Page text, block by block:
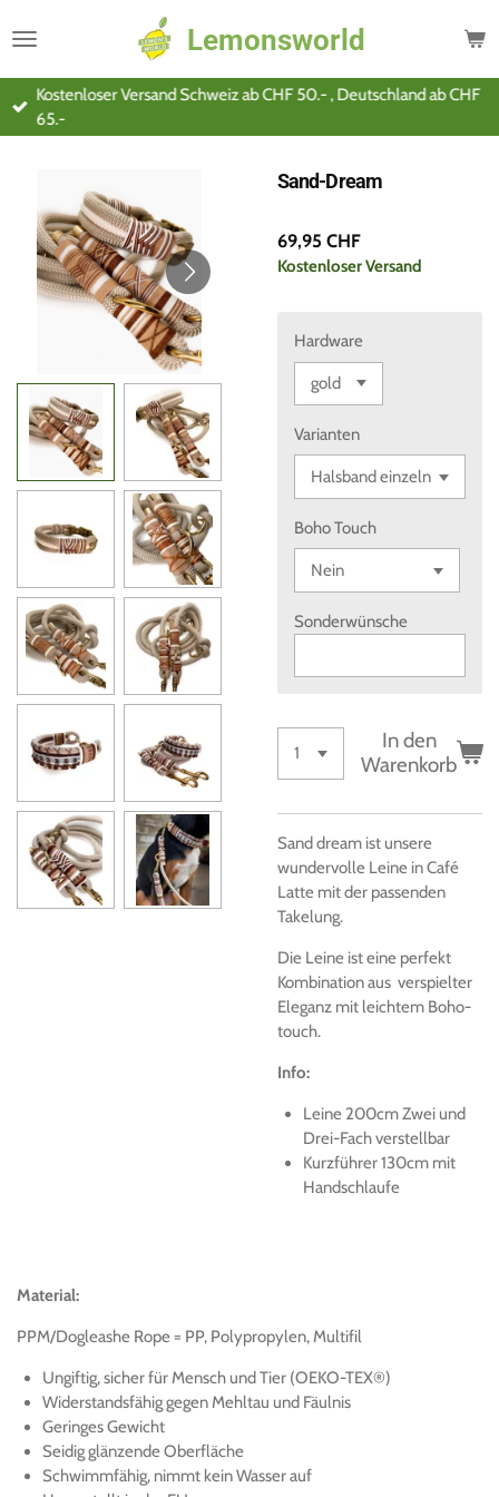
Hauptinhalt
Lemonsworld
Kostenloser Versand Schweiz ab CHF 50.- , Deutschland ab CHF
65.-
Sand-Dream
69,95 CHF
Kostenloser Versand
Hardware
Varianten
Boho Touch
Sonderwünsche
In den
Warenkorb
Sand dream ist unsere
wundervolle Leine in Café
Latte mit der passenden
Takelung.
Die Leine ist eine perfekt
Kombination aus verspielter
Eleganz mit leichtem Boho-
touch.
Info:
Leine 200cm Zwei und
Drei-Fach verstellbar
Kurzführer 130cm mit
Handschlaufe
Material:
PPM/Dogleashe Rope = PP, Polypropylen, Multifil
Ungiftig, sicher für Mensch und Tier (OEKO-TEX®)
Widerstandsfähig gegen Mehltau und Fäulnis
Geringes Gewicht
Seidig glänzende Oberfläche
Schwimmfähig, nimmt kein Wasser auf